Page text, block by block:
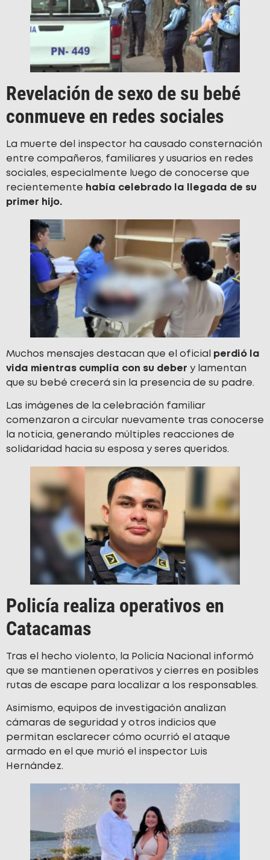
Revelación de sexo de su bebé
conmueve en redes sociales
La muerte del inspector ha causado consternación
entre compañeros, familiares y usuarios en redes
sociales, especialmente luego de conocerse que
recientemente había celebrado la llegada de su
primer hijo.
Muchos mensajes destacan que el oficial
perdió la
vida mientras cumplía con su deber y lamentan
que su bebé crecerá sin la presencia de su padre.
Las imágenes de la celebración familiar
comenzaron a circular nuevamente tras conocerse
la noticia, generando múltiples reacciones de
solidaridad hacia su esposa y seres queridos.
Policía realiza operativos en
Catacamas
Tras el hecho violento, la Policía Nacional informó
que se mantienen operativos y cierres en posibles
rutas de escape para localizar a los responsables.
Asimismo, equipos de investigación analizan
cámaras de seguridad y otros indicios que
permitan esclarecer cómo ocurrió el ataque
armado en el que murió el inspector Luis
Hernández.